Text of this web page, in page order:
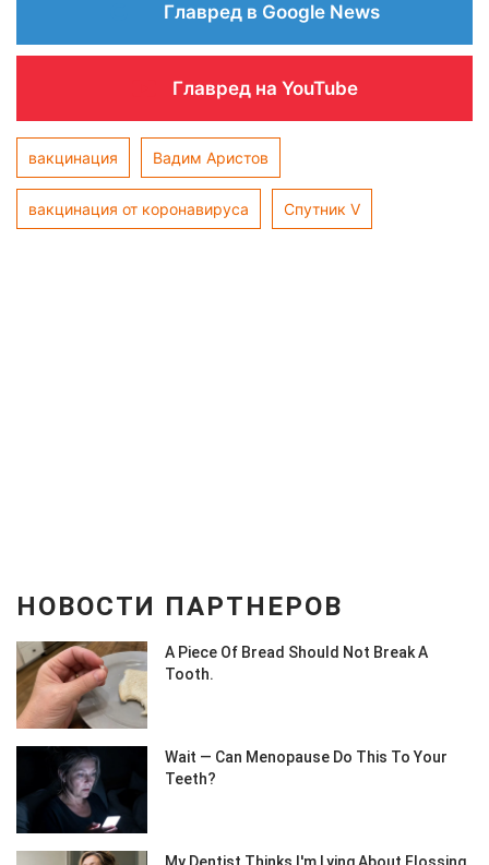
Главред в Google News
Главред на YouTube
вакцинация Вадим Аристов
вакцинация от коронавируса Спутник V